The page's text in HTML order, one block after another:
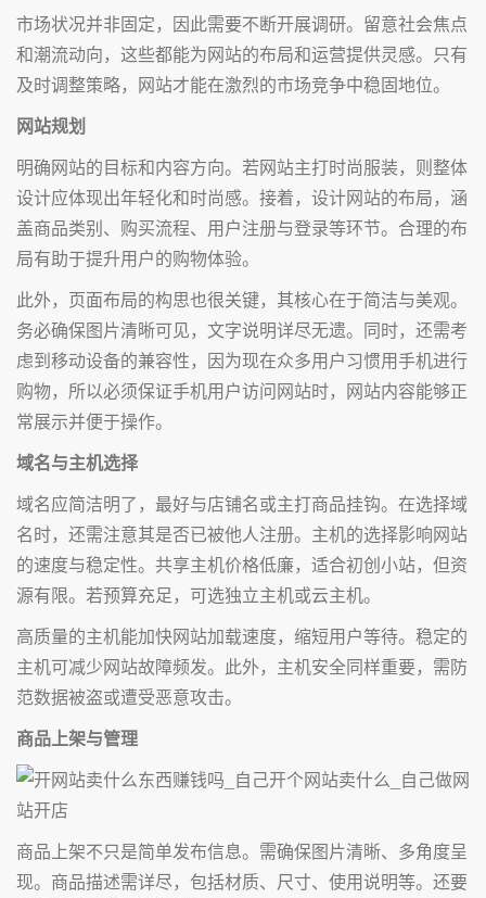
市场状况并非固定，因此需要不断开展调研。留意社会焦点
和潮流动向，这些都能为网站的布局和运营提供灵感。只有
及时调整策略，网站才能在激烈的市场竞争中稳固地位。
网站规划
明确网站的目标和内容方向。若网站主打时尚服装，则整体
设计应体现出年轻化和时尚感。接着，设计网站的布局，涵
盖商品类别、购买流程、用户注册与登录等环节。合理的布
局有助于提升用户的购物体验。
此外，页面布局的构思也很关键，其核心在于简洁与美观。
务必确保图片清晰可见，文字说明详尽无遗。同时，还需考
虑到移动设备的兼容性，因为现在众多用户习惯用手机进行
购物，所以必须保证手机用户访问网站时，网站内容能够正
常展示并便于操作。
域名与主机选择
域名应简洁明了，最好与店铺名或主打商品挂钩。在选择域
名时，还需注意其是否已被他人注册。主机的选择影响网站
的速度与稳定性。共享主机价格低廉，适合初创小站，但资
源有限。若预算充足，可选独立主机或云主机。
高质量的主机能加快网站加载速度，缩短用户等待。稳定的
主机可减少网站故障频发。此外，主机安全同样重要，需防
范数据被盗或遭受恶意攻击。
商品上架与管理
商品上架不只是简单发布信息。需确保图片清晰、多角度呈
现。商品描述需详尽，包括材质、尺寸、使用说明等。还要